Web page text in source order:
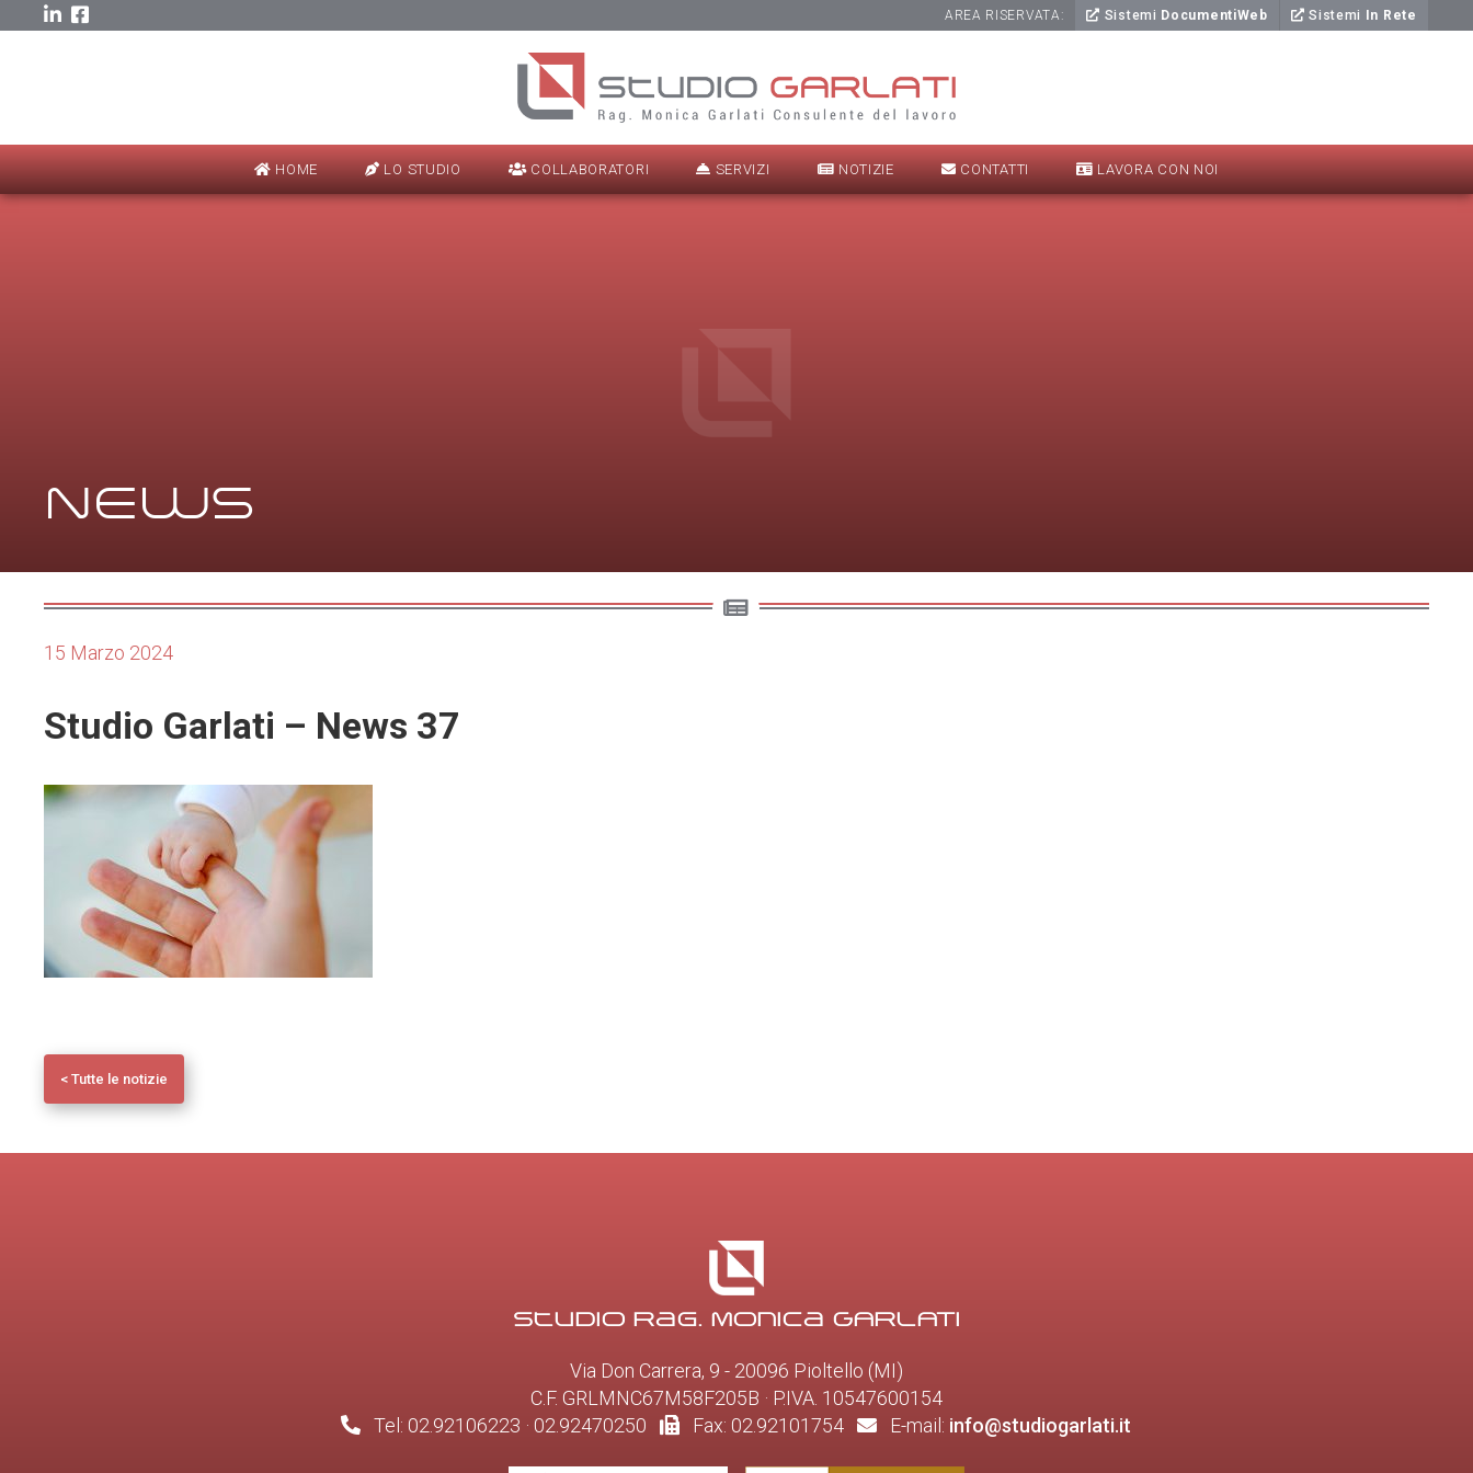
AREA RISERVATA: Sistemi DocumentiWeb Sistemi In Rete
HOME LO STUDIO COLLABORATORI SERVIZI NOTIZIE CONTATTI LAVORA CON NOI
NEWS
15 Marzo 2024
Studio Garlati – News 37
< Tutte le notizie
Studio Rag. Monica GARLATI
Via Don Carrera, 9 - 20096 Pioltello (MI)
C.F. GRLMNC67M58F205B · P.IVA. 10547600154
Tel: 02.92106223 · 02.92470250
Fax: 02.92101754 E-mail: info@studiogarlati.it